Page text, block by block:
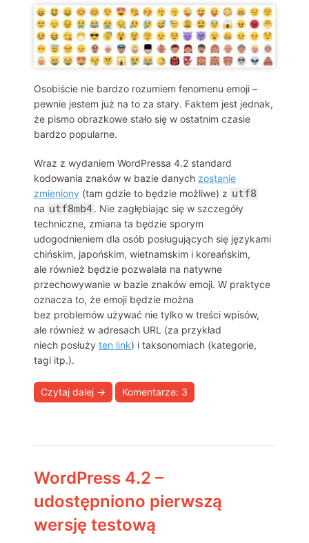
Osobiście nie bardzo rozumiem fenomenu emoji –
pewnie jestem już na to za stary. Faktem jest jednak,
że pismo obrazkowe stało się w ostatnim czasie
bardzo popularne.
Wraz z wydaniem WordPressa 4.2 standard
kodowania znaków w bazie danych zostanie
zmieniony (tam gdzie to będzie możliwe) z utf8
na utf8mb4. Nie zagłębiając się w szczegóły
techniczne, zmiana ta będzie sporym
udogodnieniem dla osób posługujących się językami
chińskim, japońskim, wietnamskim i koreańskim,
ale również będzie pozwalała na natywne
przechowywanie w bazie znaków emoji. W praktyce
oznacza to, że emoji będzie można
bez problemów używać nie tylko w treści wpisów,
ale również w adresach URL (za przykład
niech posłuży ten link) i taksonomiach (kategorie,
tagi itp.).
Czytaj dalej → Komentarze: 3
WordPress 4.2 –
udostępniono pierwszą
wersję testową